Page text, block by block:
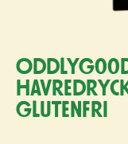
glutenfri